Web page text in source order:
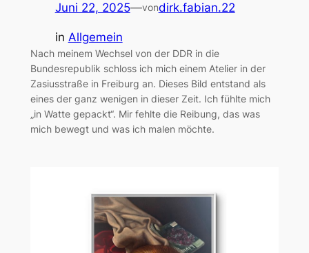
Juni 22, 2025—vondirk.fabian.22
in Allgemein
Nach meinem Wechsel von der DDR in die
Bundesrepublik schloss ich mich einem Atelier in der
Zasiusstraße in Freiburg an. Dieses Bild entstand als
eines der ganz wenigen in dieser Zeit. Ich fühlte mich
„in Watte gepackt“. Mir fehlte die Reibung, das was
mich bewegt und was ich malen möchte.